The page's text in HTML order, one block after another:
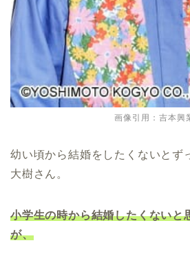
画像引用：吉本興
幼い頃から結婚をしたくないとず
大樹さん。
小学生の時から結婚したくないと
が、